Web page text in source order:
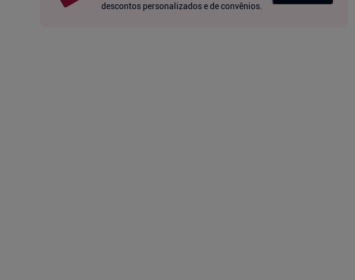
descontos personalizados e de convênios.